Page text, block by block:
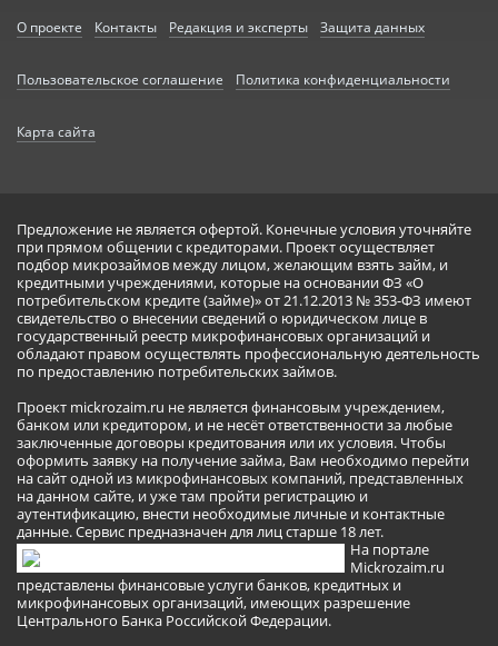
О проекте Контакты Редакция и эксперты Защита данных
Пользовательское соглашение Политика конфиденциальности
Карта сайта
Предложение не является офертой. Конечные условия уточняйте
при прямом общении с кредиторами. Проект осуществляет
подбор микрозаймов между лицом, желающим взять займ, и
кредитными учреждениями, которые на основании ФЗ «О
потребительском кредите (займе)» от 21.12.2013 № 353-ФЗ имеют
свидетельство о внесении сведений о юридическом лице в
государственный реестр микрофинансовых организаций и
обладают правом осуществлять профессиональную деятельность
по предоставлению потребительских займов.
Проект mickrozaim.ru не является финансовым учреждением,
банком или кредитором, и не несёт ответственности за любые
заключенные договоры кредитования или их условия. Чтобы
оформить заявку на получение займа, Вам необходимо перейти
на сайт одной из микрофинансовых компаний, представленных
на данном сайте, и уже там пройти регистрацию и
аутентификацию, внести необходимые личные и контактные
данные. Сервис предназначен для лиц старше 18 лет.
На портале
Mickrozaim.ru
представлены финансовые услуги банков, кредитных и
микрофинансовых организаций, имеющих разрешение
Центрального Банка Российской Федерации.